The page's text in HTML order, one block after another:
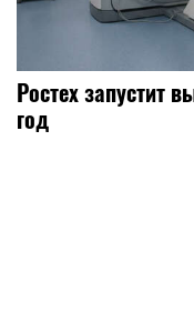
Ростех запустит
год